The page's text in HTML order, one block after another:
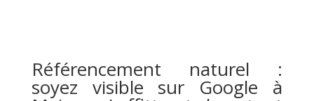
Référencement naturel :
soyez visible sur Google à